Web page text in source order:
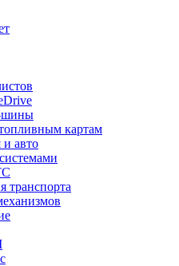
шины
картам
авто
транспорта